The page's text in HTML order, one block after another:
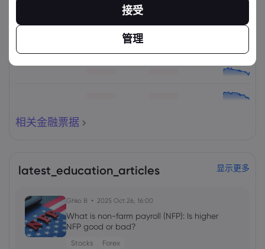
资产
相关金融票据
latest_education_articles 显示更多
Ghko B 2025 Oct 26, 16:00
What is non-farm payroll (NFP): Is higher
NFP good or bad?
Stocks Forex
接受
管理